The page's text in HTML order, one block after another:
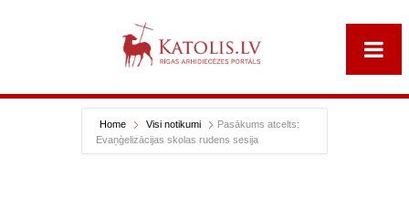
Home Visi notikumi
Pasākums atcelts:
Evaņģelizācijas skolas rudens sesija